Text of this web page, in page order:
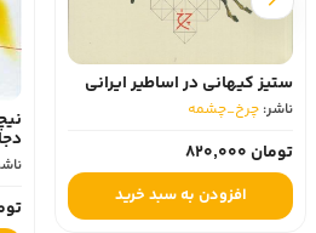
ستیز کیهانی در اساطیر ایرانی
ناشر: چرخ_چشمه
تومان 820,000
افزودن به سبد خرید
تومان